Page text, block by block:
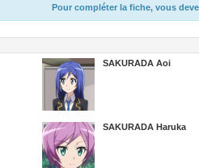
Pour compléter la fiche, vous
SAKURADA Aoi
SAKURADA Haruka